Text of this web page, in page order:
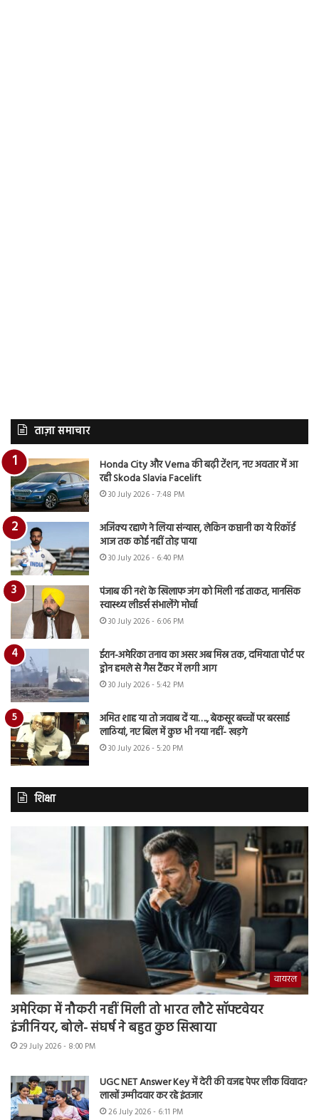
ताज़ा समाचार
Honda City और Verna की बढ़ी टेंशन, नए अवतार में आ
रही Skoda Slavia Facelift
30 July 2026 - 7:48 PM
अजिंक्य रहाणे ने लिया संन्यास, लेकिन कप्तानी का ये रिकॉर्ड
आज तक कोई नहीं तोड़ पाया
30 July 2026 - 6:40 PM
पंजाब की नशे के खिलाफ जंग को मिली नई ताकत, मानसिक
स्वास्थ्य लीडर्स संभालेंगे मोर्चा
30 July 2026 - 6:06 PM
ईरान-अमेरिका तनाव का असर अब मिस्र तक, दमियाता पोर्ट पर
ड्रोन हमले से गैस टैंकर में लगी आग
30 July 2026 - 5:42 PM
अमित शाह या तो जवाब दें या…., बेकसूर बच्चों पर बरसाई
लाठियां, नए बिल में कुछ भी नया नहीं- खड़गे
30 July 2026 - 5:20 PM
शिक्षा
वायरल
अमेरिका में नौकरी नहीं मिली तो भारत लौटे सॉफ्टवेयर
इंजीनियर, बोले- संघर्ष ने बहुत कुछ सिखाया
29 July 2026 - 8:00 PM
UGC NET Answer Key में देरी की वजह पेपर लीक विवाद?
लाखों उम्मीदवार कर रहे इंतजार
26 July 2026 - 6:11 PM